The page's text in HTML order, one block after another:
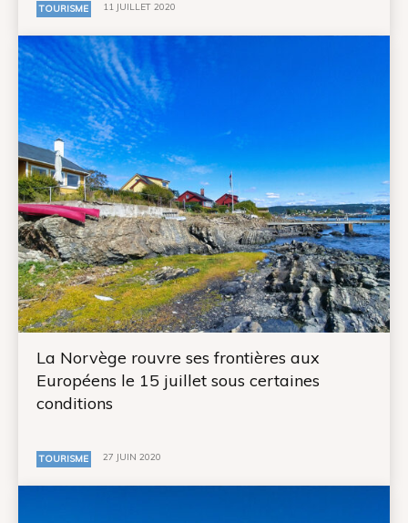
TOURISME 11 JUILLET 2020
La Norvège rouvre ses frontières aux
Européens le 15 juillet sous certaines
conditions
TOURISME 27 JUIN 2020